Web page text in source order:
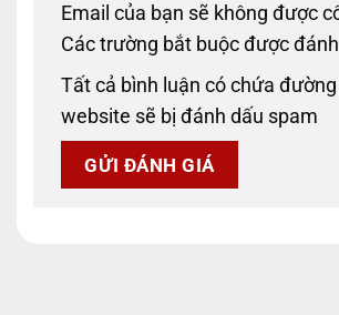
Email của bạn sẽ không được
Các trường bắt buộc được
Tất cả bình luận có chứa
website sẽ bị đánh dấu spam